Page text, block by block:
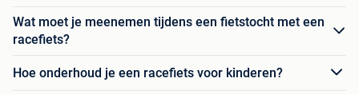
Wat moet je meenemen tijdens een fietstocht met een
racefiets?
Hoe onderhoud je een racefiets voor kinderen?